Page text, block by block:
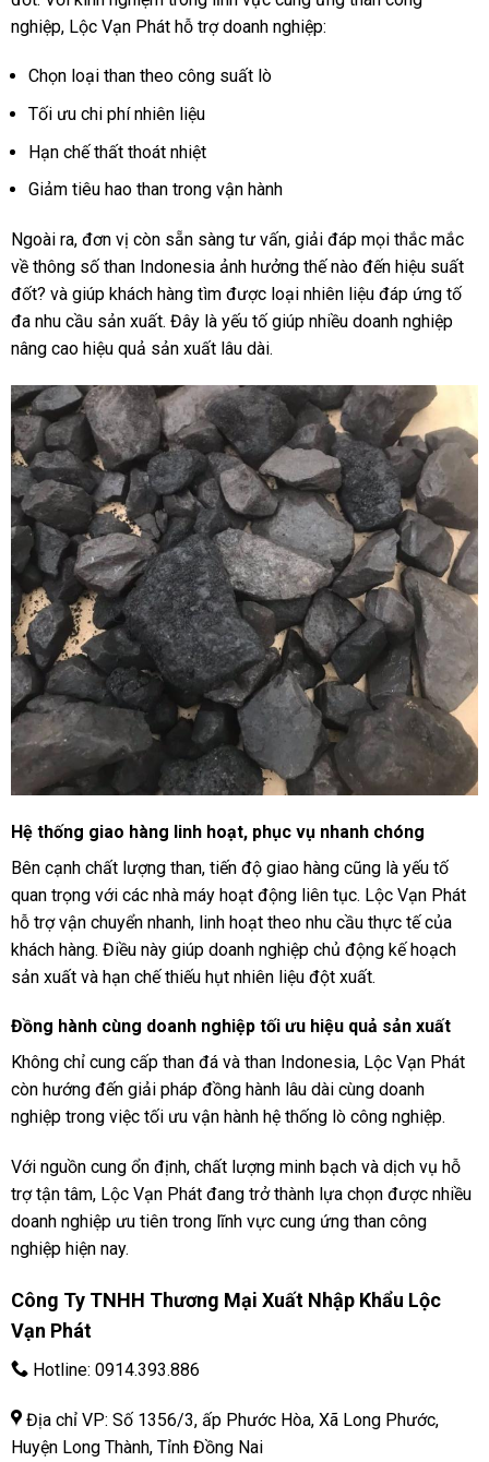
nghiệp, Lộc Vạn Phát hỗ trợ doanh nghiệp:
Chọn loại than theo công suất lò
Tối ưu chi phí nhiên liệu
Hạn chế thất thoát nhiệt
Giảm tiêu hao than trong vận hành
Ngoài ra, đơn vị còn sẵn sàng tư vấn, giải đáp mọi thắc mắc
về thông số than Indonesia ảnh hưởng thế nào đến hiệu suất
đốt? và giúp khách hàng tìm được loại nhiên liệu đáp ứng tố
đa nhu cầu sản xuất. Đây là yếu tố giúp nhiều doanh nghiệp
nâng cao hiệu quả sản xuất lâu dài.
Hệ thống giao hàng linh hoạt, phục vụ nhanh chóng
Bên cạnh chất lượng than, tiến độ giao hàng cũng là yếu tố
quan trọng với các nhà máy hoạt động liên tục. Lộc Vạn Phát
hỗ trợ vận chuyển nhanh, linh hoạt theo nhu cầu thực tế của
khách hàng. Điều này giúp doanh nghiệp chủ động kế hoạch
sản xuất và hạn chế thiếu hụt nhiên liệu đột xuất.
Đồng hành cùng doanh nghiệp tối ưu hiệu quả sản xuất
Không chỉ cung cấp than đá và than Indonesia, Lộc Vạn Phát
còn hướng đến giải pháp đồng hành lâu dài cùng doanh
nghiệp trong việc tối ưu vận hành hệ thống lò công nghiệp.
Với nguồn cung ổn định, chất lượng minh bạch và dịch vụ hỗ
trợ tận tâm, Lộc Vạn Phát đang trở thành lựa chọn được nhiều
doanh nghiệp ưu tiên trong lĩnh vực cung ứng than công
nghiệp hiện nay.
Công Ty TNHH Thương Mại Xuất Nhập Khẩu Lộc
Vạn Phát
Hotline: 0914.393.886
Địa chỉ VP: Số 1356/3, ấp Phước Hòa, Xã Long Phước,
Huyện Long Thành, Tỉnh Đồng Nai